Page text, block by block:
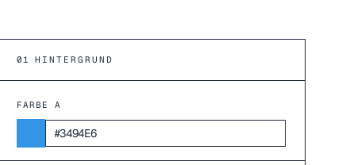
01 HINTERGRUND
FARBE A